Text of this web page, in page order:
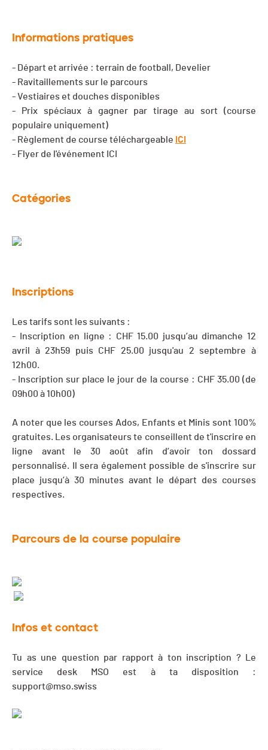
Informations pratiques
- Départ et arrivée : terrain de football, Develier
- Ravitaillements sur le parcours
- Vestiaires et douches disponibles
- Prix spéciaux à gagner par tirage au sort (course
populaire uniquement)
- Règlement de course téléchargeable ICI
- Flyer de l'événement ICI
Catégories
Inscriptions
Les tarifs sont les suivants :
- Inscription en ligne : CHF 15.00 jusqu’au dimanche 12
avril à 23h59 puis CHF 25.00 jusqu'au 2 septembre à
12h00.
- Inscription sur place le jour de la course : CHF 35.00 (de
09h00 à 10h00)
A noter que les courses Ados, Enfants et Minis sont 100%
gratuites. Les organisateurs te conseillent de t'inscrire en
ligne avant le 30 août afin d’avoir ton dossard
personnalisé. Il sera également possible de s'inscrire sur
place jusqu’à 30 minutes avant le départ des courses
respectives.
Parcours de la course populaire
Infos et contact
Tu as une question par rapport à ton inscription ? Le
service desk MSO est à ta disposition :
support@mso.swiss